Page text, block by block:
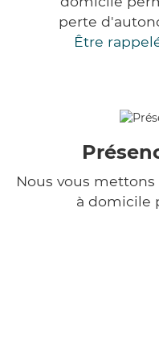
perte
Être
Nous vous
à domicile